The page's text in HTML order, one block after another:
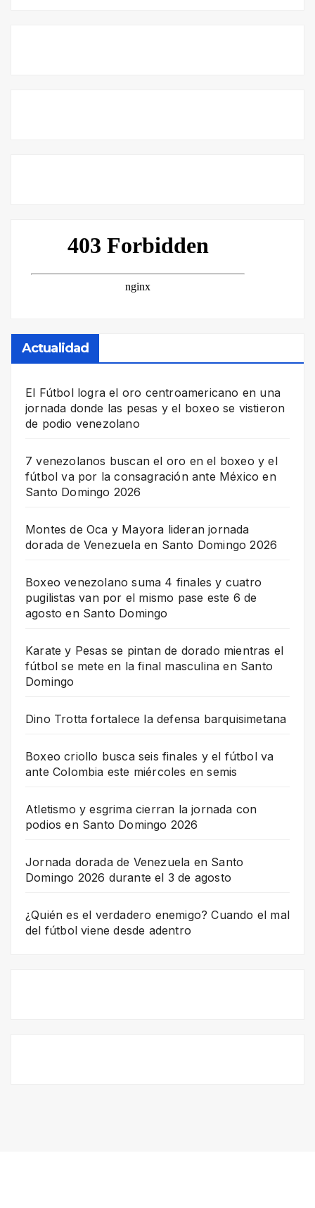
Actualidad
El Fútbol logra el oro centroamericano en una
jornada donde las pesas y el boxeo se vistieron
de podio venezolano
7 venezolanos buscan el oro en el boxeo y el
fútbol va por la consagración ante México en
Santo Domingo 2026
Montes de Oca y Mayora lideran jornada
dorada de Venezuela en Santo Domingo 2026
Boxeo venezolano suma 4 finales y cuatro
pugilistas van por el mismo pase este 6 de
agosto en Santo Domingo
Karate y Pesas se pintan de dorado mientras el
fútbol se mete en la final masculina en Santo
Domingo
Dino Trotta fortalece la defensa barquisimetana
Boxeo criollo busca seis finales y el fútbol va
ante Colombia este miércoles en semis
Atletismo y esgrima cierran la jornada con
podios en Santo Domingo 2026
Jornada dorada de Venezuela en Santo
Domingo 2026 durante el 3 de agosto
¿Quién es el verdadero enemigo? Cuando el mal
del fútbol viene desde adentro